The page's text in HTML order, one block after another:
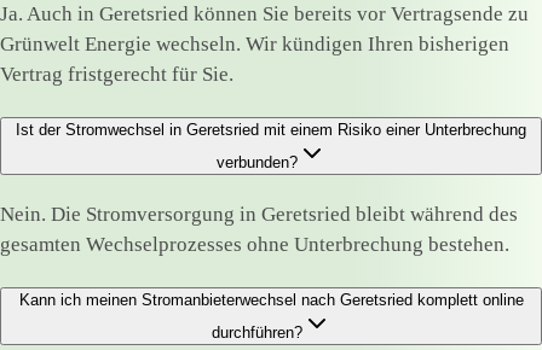
Ja. Auch in Geretsried können Sie bereits vor Vertragsende zu
Grünwelt Energie wechseln. Wir kündigen Ihren bisherigen
Vertrag fristgerecht für Sie.
Ist der Stromwechsel in Geretsried mit einem Risiko einer Unterbrechung
verbunden?
Nein. Die Stromversorgung in Geretsried bleibt während des
gesamten Wechselprozesses ohne Unterbrechung bestehen.
Kann ich meinen Stromanbieterwechsel nach Geretsried komplett online
durchführen?